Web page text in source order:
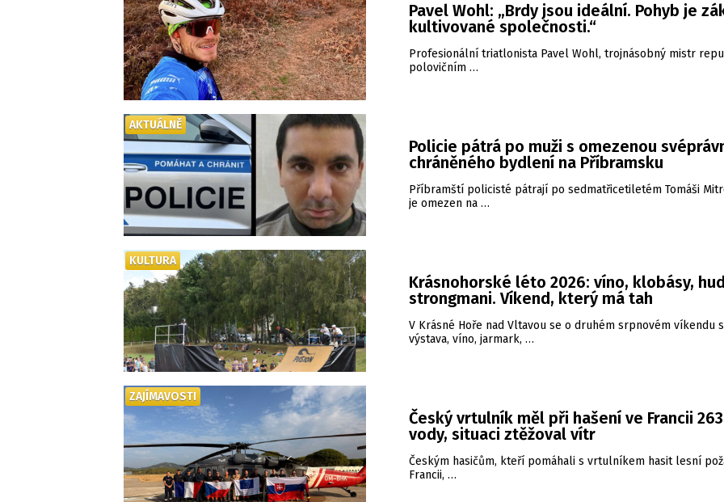
Pavel Wohl: „Brdy jsou ideální. Pohyb je
kultivované společnosti.“
Profesionální triatlonista Pavel Wohl, trojnásobný mistr
polovičním …
Policie pátrá po muži s omezenou
chráněného bydlení na Příbramsku
Příbramští policisté pátrají po sedmatřicetiletém Tomáši
je omezen na …
AKTUÁLNĚ
Krásnohorské léto 2026: víno, klobásy,
strongmani. Víkend, který má tah
V Krásné Hoře nad Vltavou se o druhém srpnovém víkendu
výstava, víno, jarmark, …
KULTURA
Český vrtulník měl při hašení ve Francii
vody, situaci ztěžoval vítr
Českým hasičům, kteří pomáhali s vrtulníkem hasit lesní
Francii, …
ZAJÍMAVOSTI